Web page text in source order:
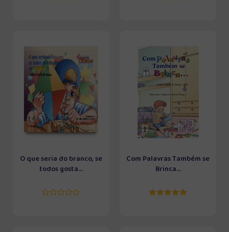
O que seria do branco, se
todos gosta...
Com Palavras Também se
Brinca...